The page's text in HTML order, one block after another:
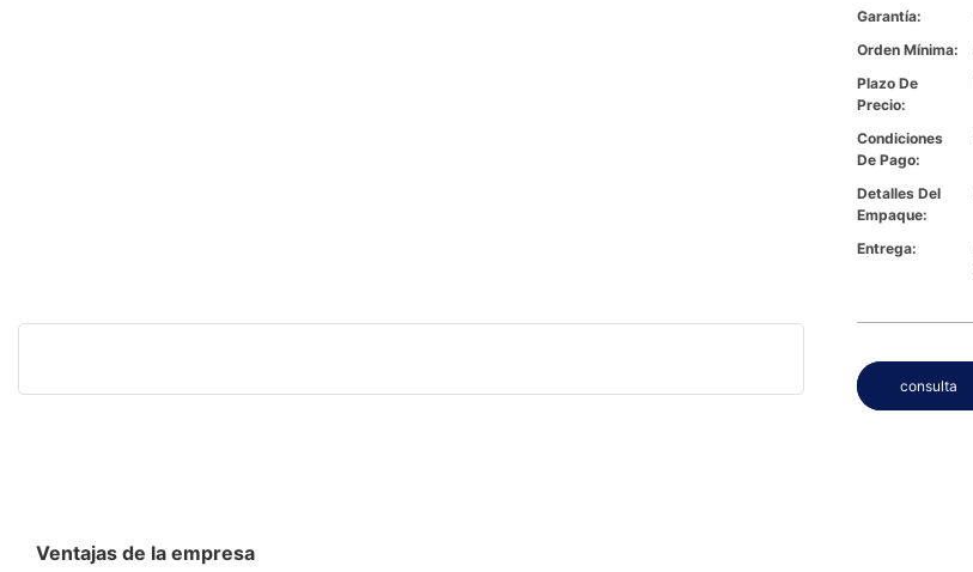
Garantía:
Orden Mínima:
Plazo De
Precio:
Condiciones
De Pago:
Detalles Del
Empaque:
Entrega:
consulta
Ventajas de la empresa